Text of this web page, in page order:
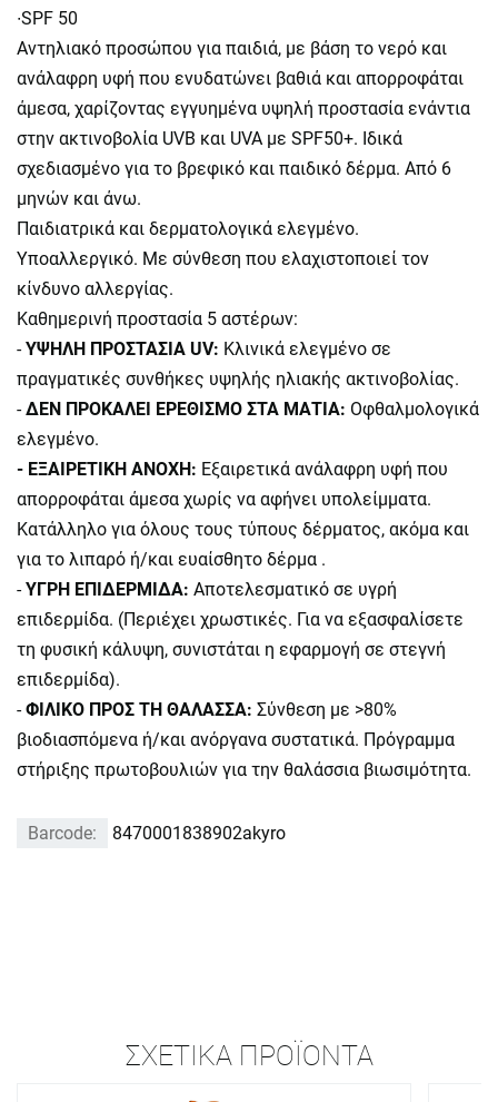
∙SPF 50
Αντηλιακό προσώπου για παιδιά, με βάση το νερό και
ανάλαφρη υφή που ενυδατώνει βαθιά και απορροφάται
άμεσα, χαρίζοντας εγγυημένα υψηλή προστασία ενάντια
στην ακτινοβολία UVB και UVA με SPF50+. Ιδικά
σχεδιασμένο για το βρεφικό και παιδικό δέρμα. Από 6
μηνών και άνω.
Παιδιατρικά και δερματολογικά ελεγμένο.
Υποαλλεργικό. Με σύνθεση που ελαχιστοποιεί τον
κίνδυνο αλλεργίας.
Καθημερινή προστασία 5 αστέρων:
-ΥΨΗΛΗ ΠΡΟΣΤΑΣΙΑ UV: Κλινικά ελεγμένο σε
πραγματικές συνθήκες υψηλής ηλιακής ακτινοβολίας.
-ΔΕΝ ΠΡΟΚΑΛΕΙ ΕΡΕΘΙΣΜΟ ΣΤΑ ΜΑΤΙΑ: Οφθαλμολογικά
ελεγμένο.
- ΕΞΑΙΡΕΤΙΚΗ ΑΝΟΧΗ: Εξαιρετικά ανάλαφρη υφή που
απορροφάται άμεσα χωρίς να αφήνει υπολείμματα.
Κατάλληλο για όλους τους τύπους δέρματος, ακόμα και
για το λιπαρό ή/και ευαίσθητο δέρμα .
-ΥΓΡΗ ΕΠΙΔΕΡΜΙΔΑ: Αποτελεσματικό σε υγρή
επιδερμίδα. (Περιέχει χρωστικές. Για να εξασφαλίσετε
τη φυσική κάλυψη, συνιστάται η εφαρμογή σε στεγνή
επιδερμίδα).
-ΦΙΛΙΚΟ ΠΡΟΣ ΤΗ ΘΑΛΑΣΣΑ: Σύνθεση με >80%
βιοδιασπόμενα ή/και ανόργανα συστατικά. Πρόγραμμα
στήριξης πρωτοβουλιών για την θαλάσσια βιωσιμότητα.
Barcode: 8470001838902akyro
ΣΧΕΤΙΚΆ ΠΡΟΪΌΝΤΑ